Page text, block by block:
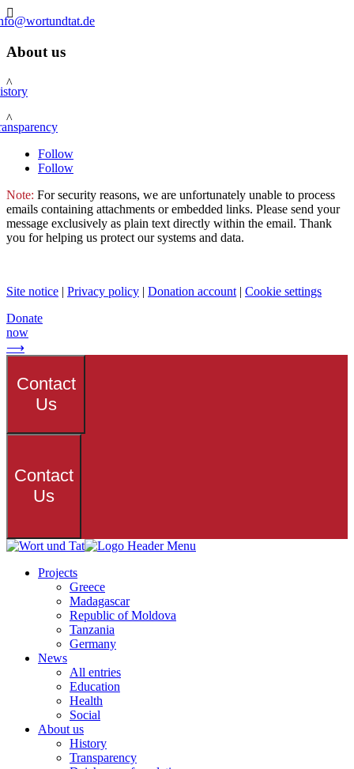

About us
^
^
Follow
Follow
Note: For security reasons, we are unfortunately unable to process
emails containing attachments or embedded links. Please send your
message exclusively as plain text directly within the email. Thank
you for helping us protect our systems and data.
Site notice | Privacy policy | Donation account | Cookie settings
Donate
now
⟶
Contact
Us
Contact
Us
Projects
Greece
Madagascar
Republic of Moldova
Tanzania
Germany
News
All entries
Education
Health
Social
About us
History
Transparency